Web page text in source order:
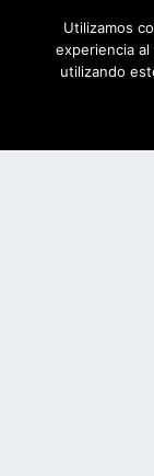
Utilizamos
experiencia
utilizando